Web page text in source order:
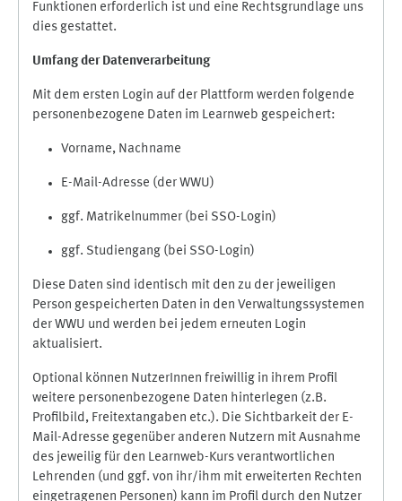
Funktionen erforderlich ist und eine Rechtsgrundlage uns
dies gestattet.
Umfang der Datenverarbeitung
Mit dem ersten Login auf der Plattform werden folgende
personenbezogene Daten im Learnweb gespeichert:
Vorname, Nachname
E-Mail-Adresse (der WWU)
ggf. Matrikelnummer (bei SSO-Login)
ggf. Studiengang (bei SSO-Login)
Diese Daten sind identisch mit den zu der jeweiligen
Person gespeicherten Daten in den Verwaltungssystemen
der WWU und werden bei jedem erneuten Login
aktualisiert.
Optional können NutzerInnen freiwillig in ihrem Profil
weitere personenbezogene Daten hinterlegen (z.B.
Profilbild, Freitextangaben etc.). Die Sichtbarkeit der E-
Mail-Adresse gegenüber anderen Nutzern mit Ausnahme
des jeweilig für den Learnweb-Kurs verantwortlichen
Lehrenden (und ggf. von ihr/ihm mit erweiterten Rechten
eingetragenen Personen) kann im Profil durch den Nutzer